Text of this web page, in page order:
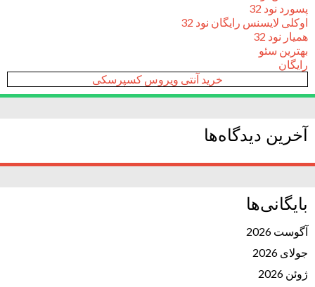
پسورد نود 32
اوکلی لایسنس رایگان نود 32
همیار نود 32
بهترین سئو
رایگان
خرید آنتی ویروس کسپرسکی
آخرین دیدگاه‌ها
بایگانی‌ها
آگوست 2026
جولای 2026
ژوئن 2026